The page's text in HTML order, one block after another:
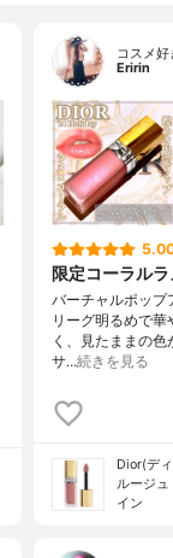
コスメ好
Eririn
限定コーラル
バーチャルポップ
リーグ明るめで華
く、見たままの
サ…続きを見る
Dior(デ
ルージ
イン